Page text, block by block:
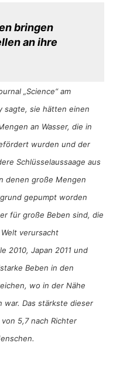
bringen
an ihre
„Science“ am
sagte, sie hätten einen
an Wasser, die in
wurden und der
Schlüsselaussaage aus
denen große Mengen
gepumpt worden
für große Beben sind, die
verursacht
2010, Japan 2011 und
Beben in den
wo in der Nähe
war. Das stärkste dieser
5,7 nach Richter